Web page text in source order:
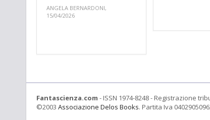
ANGELA BERNARDONI,
15/04/2026
Fantascienza.com - ISSN 1974-8248 - Registrazione
©2003 Associazione Delos Books. Partita Iva